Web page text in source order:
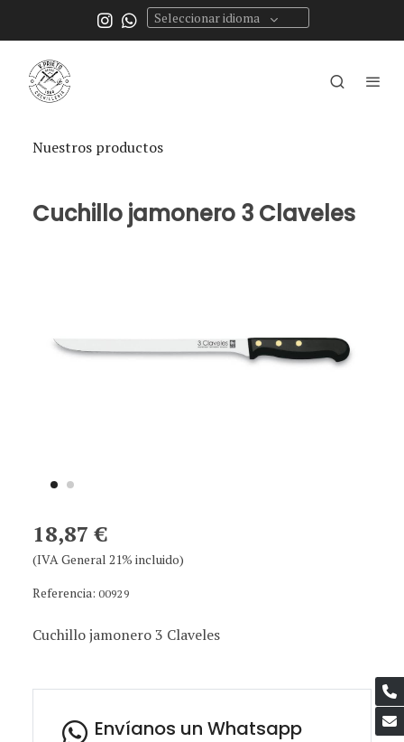
Seleccionar idioma
Nuestros productos
Cuchillo jamonero 3 Claveles
18,87 €
(IVA General 21% incluido)
Referencia: 00929
Cuchillo jamonero 3 Claveles
Envíanos un Whatsapp